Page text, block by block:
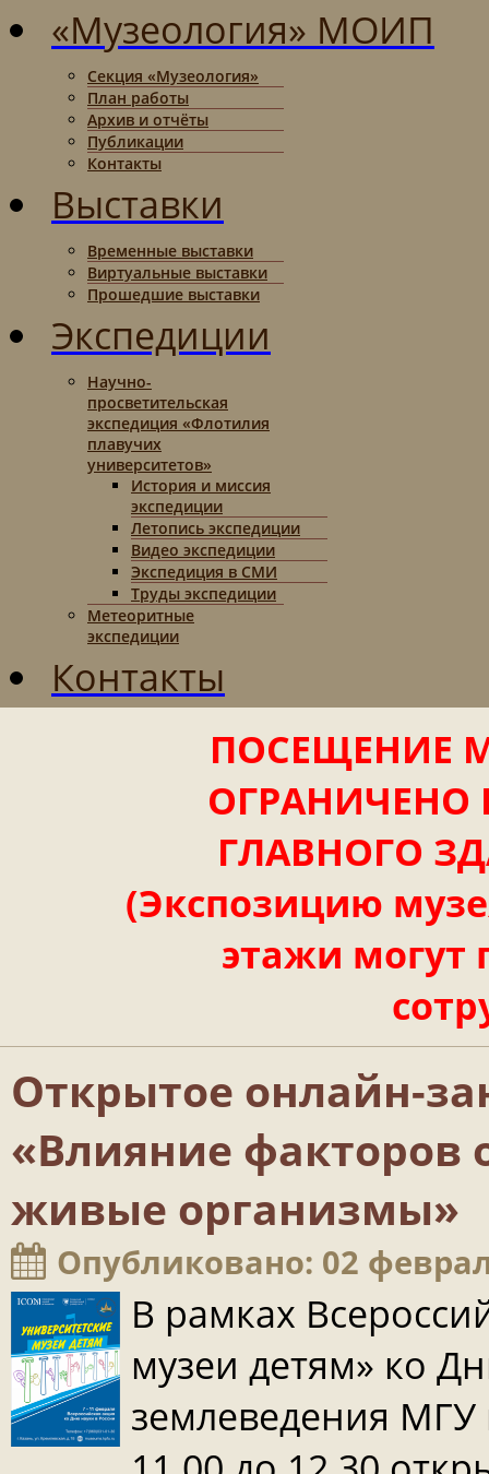
«Музеология» МОИП
Секция «Музеология»
План работы
Архив и отчёты
Публикации
Контакты
Выставки
Временные выставки
Виртуальные выставки
Прошедшие выставки
Экспедиции
Научно-
просветительская
экспедиция «Флотилия
плавучих
университетов»
История и миссия
экспедиции
Летопись экспедиции
Видео экспедиции
Экспедиция в СМИ
Труды экспедиции
Метеоритные
экспедиции
Контакты
ПОСЕЩЕНИЕ
ОГРАНИЧЕНО
ГЛАВНОГО
(Экспозицию
этажи могут
Открытое онлайн-
«Влияние
живые организмы»
Опубликовано: 02
В рамках
музеи детям» ко
землеведения МГУ